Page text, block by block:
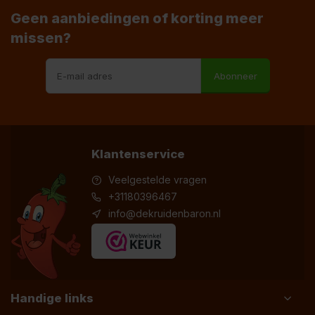
Geen aanbiedingen of korting meer
missen?
Abonneer
Klantenservice
Veelgestelde vragen
+31180396467
info@dekruidenbaron.nl
Handige links